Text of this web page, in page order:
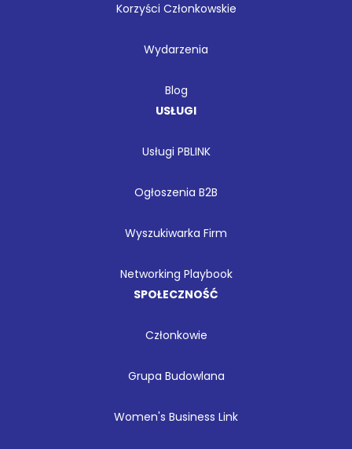
Korzyści Członkowskie
Wydarzenia
Blog
USŁUGI
Usługi PBLINK
Ogłoszenia B2B
Wyszukiwarka Firm
Networking Playbook
SPOŁECZNOŚĆ
Członkowie
Grupa Budowlana
Women's Business Link